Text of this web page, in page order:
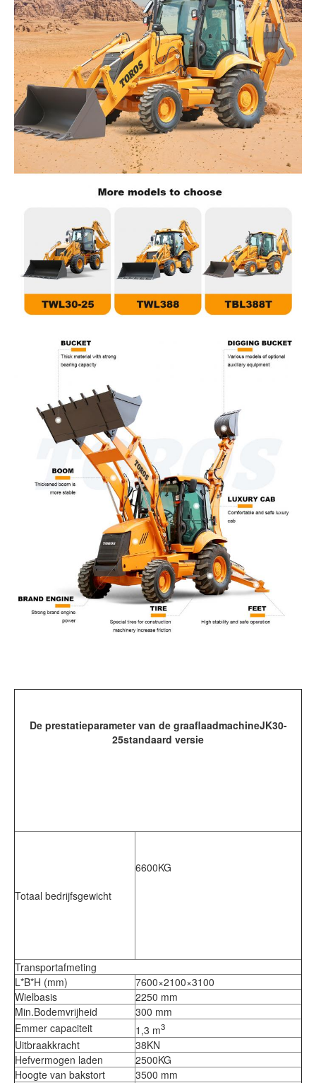
De prestatieparameter van de graaflaadmachineJK30-
25standaard versie
Totaal bedrijfsgewicht
6600KG
Transportafmeting
L*B*H (mm)
7600×2100×3100
Wielbasis
2250 mm
Min.Bodemvrijheid
300 mm
Emmer capaciteit
1,3 m3
Uitbraakkracht
38KN
Hefvermogen laden
2500KG
Hoogte van bakstort
3500 mm